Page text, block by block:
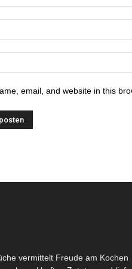
email, and website in this
vermittelt Freude am Kochen